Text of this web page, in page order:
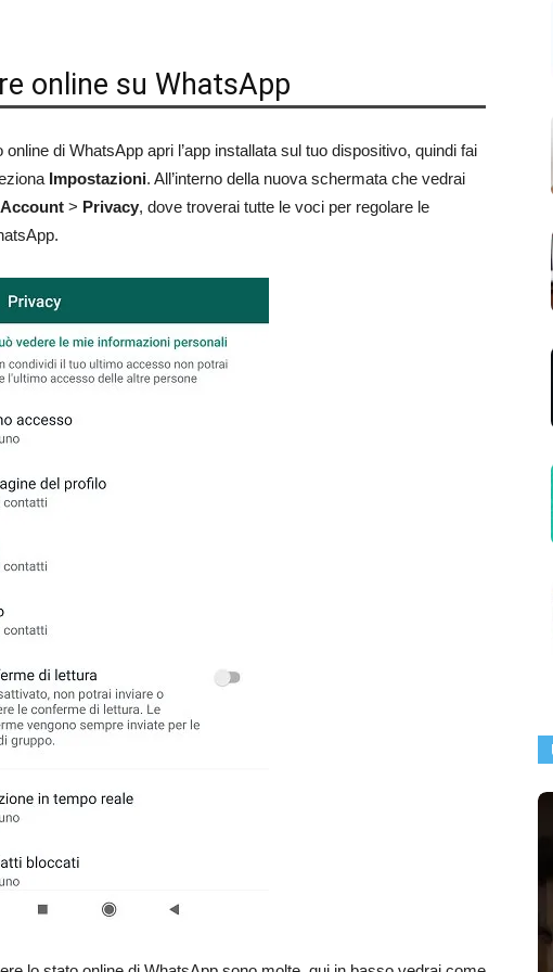
online su WhatsApp
di WhatsApp apri l’app installata sul tuo dispositivo, quindi fai
Impostazioni. All’interno della nuova schermata che vedrai
Account > Privacy, dove troverai tutte le voci per regolare le